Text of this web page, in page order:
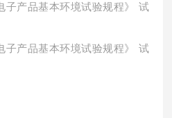
子产品基本环境试验规程》 试
子产品基本环境试验规程》 试